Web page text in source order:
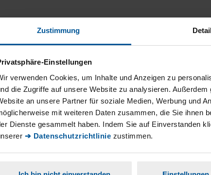
Zustimmung
Einstellungen
verwenden Cookies, um Inhalte und Anzeigen zu
die Zugriffe auf unsere Website zu analysieren.
an unsere Partner für soziale Medien, Werbung und
mit weiteren Daten zusammen, die Sie ihnen
Dienste gesammelt haben. Indem Sie auf Einverstanden
➔ Datenschutzrichtlinie zustimmen.
erkläre ich mich damit einverstanden, dass
Anliegens sowie zur internen Analyse der Zugriffsquelle
habe ich zur Kenntnis genommen.